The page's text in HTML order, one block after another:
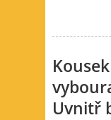
Uvnitř